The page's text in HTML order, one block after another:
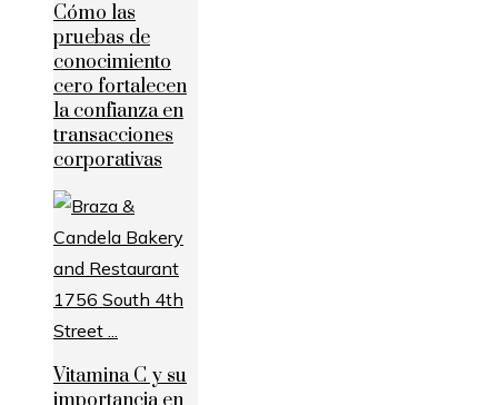
Cómo las
pruebas de
conocimiento
cero fortalecen
la confianza en
transacciones
corporativas
Vitamina C y su